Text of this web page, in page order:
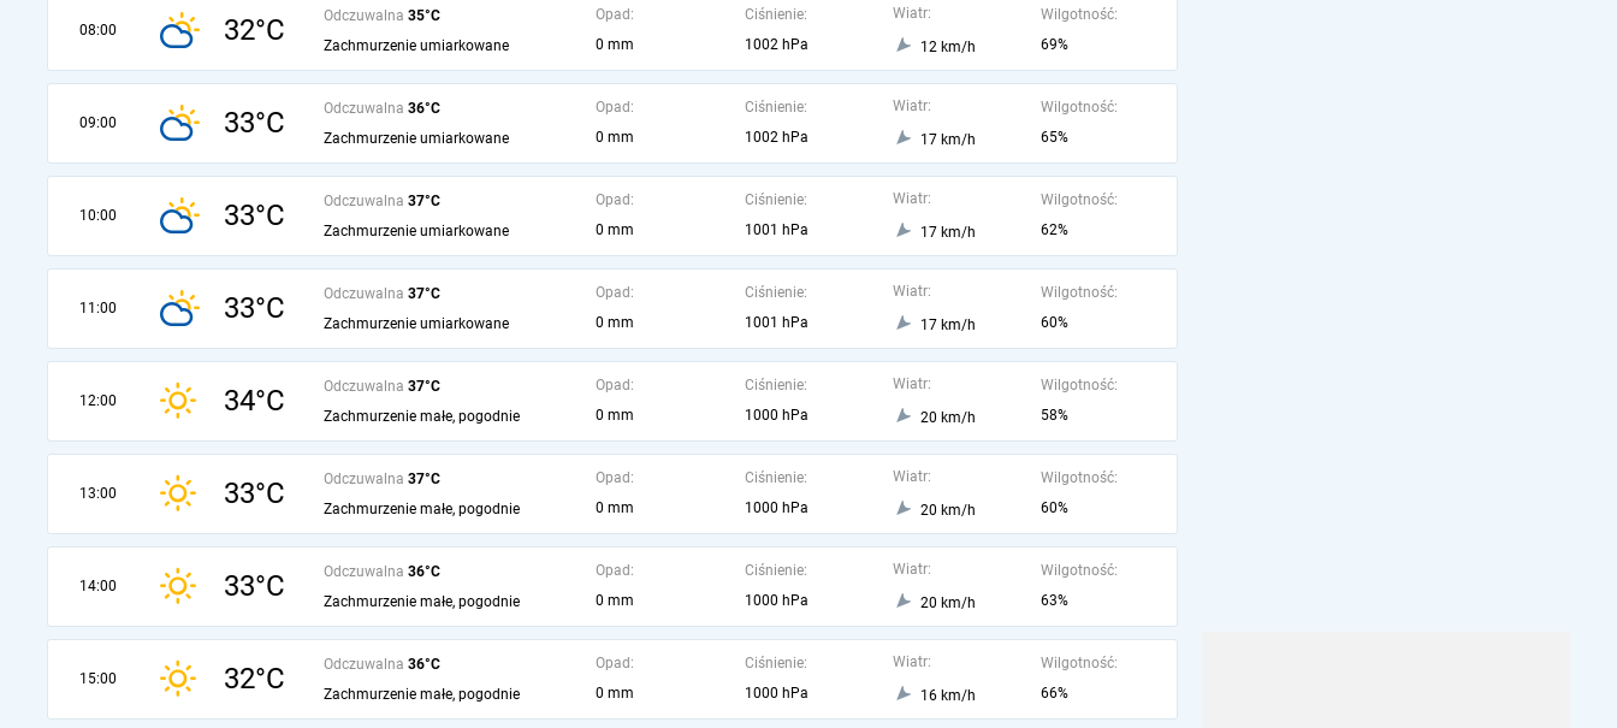
08:00 32°C Odczuwalna 35°C
Zachmurzenie umiarkowane
Opad:
0 mm
Ciśnienie:
1002 hPa
Wiatr:
12 km/h
Wilgotność:
69%
09:00 33°C Odczuwalna 36°C
Zachmurzenie umiarkowane
Opad:
0 mm
Ciśnienie:
1002 hPa
Wiatr:
17 km/h
Wilgotność:
65%
10:00 33°C Odczuwalna 37°C
Zachmurzenie umiarkowane
Opad:
0 mm
Ciśnienie:
1001 hPa
Wiatr:
17 km/h
Wilgotność:
62%
11:00 33°C Odczuwalna 37°C
Zachmurzenie umiarkowane
Opad:
0 mm
Ciśnienie:
1001 hPa
Wiatr:
17 km/h
Wilgotność:
60%
12:00 34°C Odczuwalna 37°C
Zachmurzenie małe, pogodnie
Opad:
0 mm
Ciśnienie:
1000 hPa
Wiatr:
20 km/h
Wilgotność:
58%
13:00 33°C Odczuwalna 37°C
Zachmurzenie małe, pogodnie
Opad:
0 mm
Ciśnienie:
1000 hPa
Wiatr:
20 km/h
Wilgotność:
60%
14:00 33°C Odczuwalna 36°C
Zachmurzenie małe, pogodnie
Opad:
0 mm
Ciśnienie:
1000 hPa
Wiatr:
20 km/h
Wilgotność:
63%
15:00 32°C Odczuwalna 36°C
Zachmurzenie małe, pogodnie
Opad:
0 mm
Ciśnienie:
1000 hPa
Wiatr:
16 km/h
Wilgotność:
66%